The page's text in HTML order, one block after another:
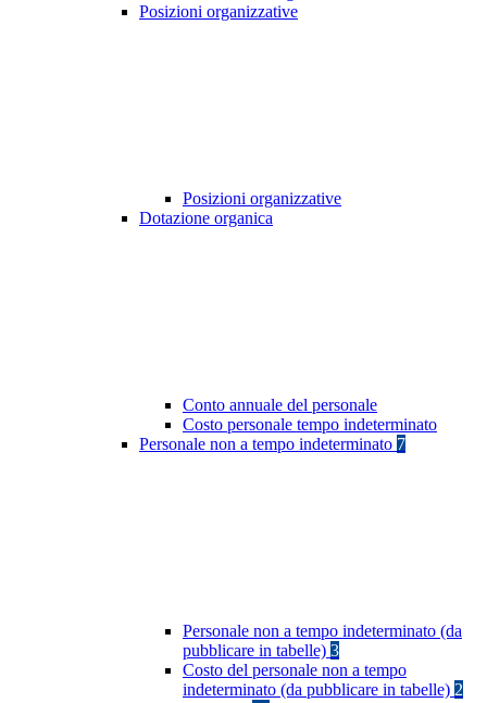
Posizioni organizzative
Posizioni organizzative
Dotazione organica
Conto annuale del personale
Costo personale tempo indeterminato
Personale non a tempo indeterminato 7
Personale non a tempo indeterminato (da
pubblicare in tabelle) 3
Costo del personale non a tempo
indeterminato (da pubblicare in tabelle) 2